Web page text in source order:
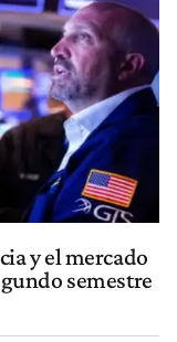
y el mercado
semestre